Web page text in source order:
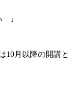
↓
10月以降の開講と